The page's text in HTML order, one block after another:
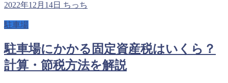
2022年12月14日 ちっち
駐車場
駐車場にかかる固定資産税はいくら？
計算・節税方法を解説